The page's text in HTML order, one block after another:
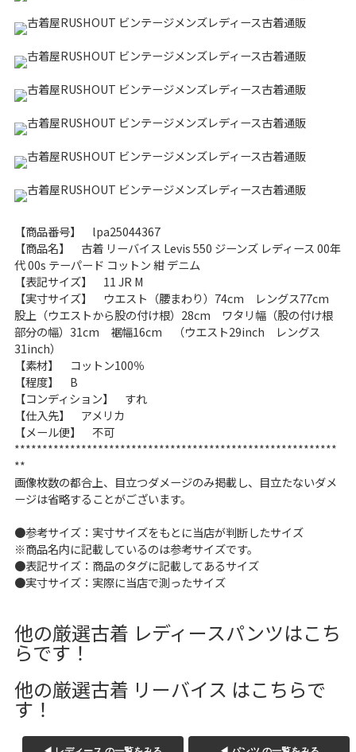
Search by Particularこだわりから探す
Search by Sizeサイズから探す（メンズ）
ジャケット XS S M L XL
スウェット XS S M L XL
長袖シャツ XS
半袖シャツ XS S
Tシャツ XS S M XL
パンツ
W30以下 W31,W32
W33,W34
W37以上
Search by Maniacマニアックから探す
Tシャツ
Tシャツ
Tシャツ
USA製
ボロ
Search by Period年代から探す
90年代 80年代 70年代
【商品番号】 lpa25044367
【商品名】 古着 リーバイス Levis 550 ジーンズ レディース 00年
代 00s テーパード コットン 紺 デニム
【表記サイズ】 11 JR M
【実寸サイズ】 ウエスト（腰まわり）74cm レングス77cm
股上（ウエストから股の付け根）28cm ワタリ幅（股の付け根
部分の幅）31cm 裾幅16cm （ウエスト29inch レングス
31inch）
【素材】 コットン100％
【程度】 B
【コンディション】 すれ
【仕入先】 アメリカ
【メール便】 不可
**********************************************************
**
画像枚数の都合上、目立つダメージのみ掲載し、目立たないダメ
ージは省略することがございます。
●参考サイズ：実寸サイズをもとに当店が判断したサイズ
※商品名内に記載しているのは参考サイズです。
●表記サイズ：商品のタグに記載してあるサイズ
●実寸サイズ：実際に当店で測ったサイズ
他の厳選古着 レディースパンツはこち
らです！
他の厳選古着 リーバイス はこちらで
す！